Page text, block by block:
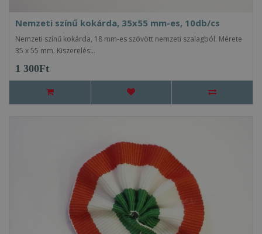
Nemzeti színű kokárda, 35x55 mm-es, 10db/cs
Nemzeti színű kokárda, 18 mm-es szövött nemzeti szalagból. Mérete
35 x 55 mm. Kiszerelés:..
1 300Ft